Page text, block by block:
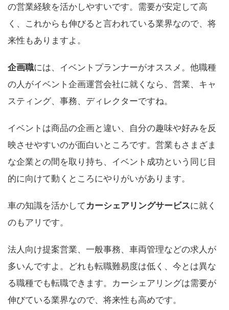
の営業経験を活かしやすいです。需要が安定して高
く、これからも伸びると言われている業界なので、将
来性もありますよ。
企画職には、イベントプランナーがオススメ。他職種
の人がイベント企画運営会社に就くなら、営業、キャ
スティング、事務、ディレクターですね。
イベントは商品の企画と違い、自分の趣味や好みを反
映させやすいのが面白いところです。営業もさまざま
な企業との間を取り持ち、イベント成功という同じ目
的に向けて動くところにやりがいがあります。
車の知識を活かして カーシェアリングサービスに就く
のもアリです。
法人向け提案営業、一般事務、車両管理などの求人が
多いんですよ。どれも転職難易度は低く、今とは異な
る職種でも転職できます。カーシェアリングは需要が
伸びている業界なので、将来性も高めです。